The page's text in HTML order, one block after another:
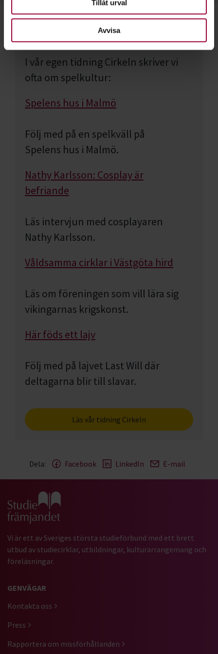
Tillåt urval
Avvisa
Läs mer om spelkulturen
I vår egen tidning Cirkeln skriver vi
ofta om spelkultur:
Spelens hus i Malmö
Följ med på en spelkväll på
Spelens hus i Malmö.
Nathy Karlsson: Cosplay är
befriande
Läs intervjun med cosplayaren
Nathy Karlsson.
Våldsamma cirklar i Västgöta hird
Läs om föreningen som vill lära sig
vikingarnas krigskonst.
Här föds ett lajv
Följ med på lajvet Last Will där
deltagarna blir till slavar.
Läs vår tidning Cirkeln
Dela: Facebook LinkedIn E-mail
Gå till studiefrämjandets startsida
Vi är ett av Sveriges största studieförbund med ett brett
utbud av studiecirklar, utbildningar, kulturarrangemang och
föreläsningar.
GENVÄGAR
Kontakta oss
Press
Rapportera om missförhållanden